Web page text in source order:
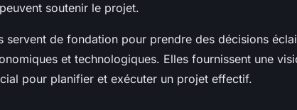
soutenir le projet.
servent de fondation pour prendre des décisions
et technologiques. Elles fournissent une
pour planifier et exécuter un projet effectif.